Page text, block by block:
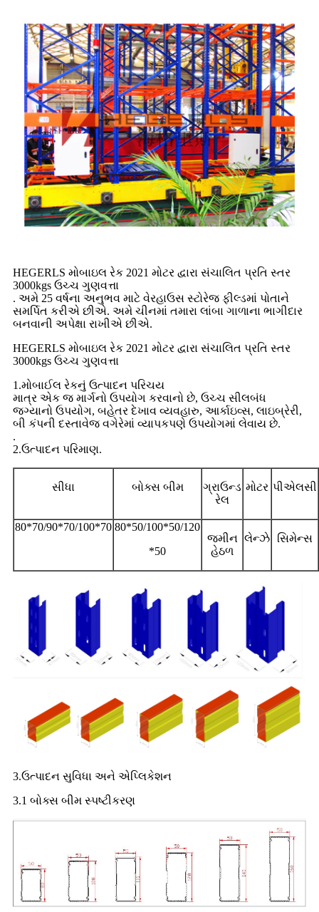
HEGERLS મોબાઇલ રેક 2021 મોટર દ્વારા સંચાલિત પ્રતિ સ્તર
3000kgs ઉચ્ચ ગુણવત્તા
. અમે 25 વર્ષના અનુભવ માટે વેરહાઉસ સ્ટોરેજ ફીલ્ડમાં પોતાને
સમર્પિત કરીએ છીએ. અમે ચીનમાં તમારા લાંબા ગાળાના ભાગીદાર
બનવાની અપેક્ષા રાખીએ છીએ.
HEGERLS મોબાઇલ રેક 2021 મોટર દ્વારા સંચાલિત પ્રતિ સ્તર
3000kgs ઉચ્ચ ગુણવત્તા
1.મોબાઈલ રેકનું ઉત્પાદન પરિચય
માત્ર એક જ માર્ગનો ઉપયોગ કરવાનો છે, ઉચ્ચ સીલબંધ
જગ્યાનો ઉપયોગ, બહેતર દેખાવ વ્યવહારુ, આર્કાઇવ્સ, લાઇબ્રેરી,
બી કંપની દસ્તાવેજ વગેરેમાં વ્યાપકપણે ઉપયોગમાં લેવાય છે.
.
2.ઉત્પાદન પરિમાણ.
સીધા બોક્સ બીમ
ગ્રાઉન્ડ
રેલ
મોટર પીએલસી
80*70/90*70/100*70 80*50/100*50/120
*50
જમીન
હેઠળ
લેન્ઝે સિમેન્સ
3.ઉત્પાદન સુવિધા અને એપ્લિકેશન
3.1 બોક્સ બીમ સ્પષ્ટીકરણ